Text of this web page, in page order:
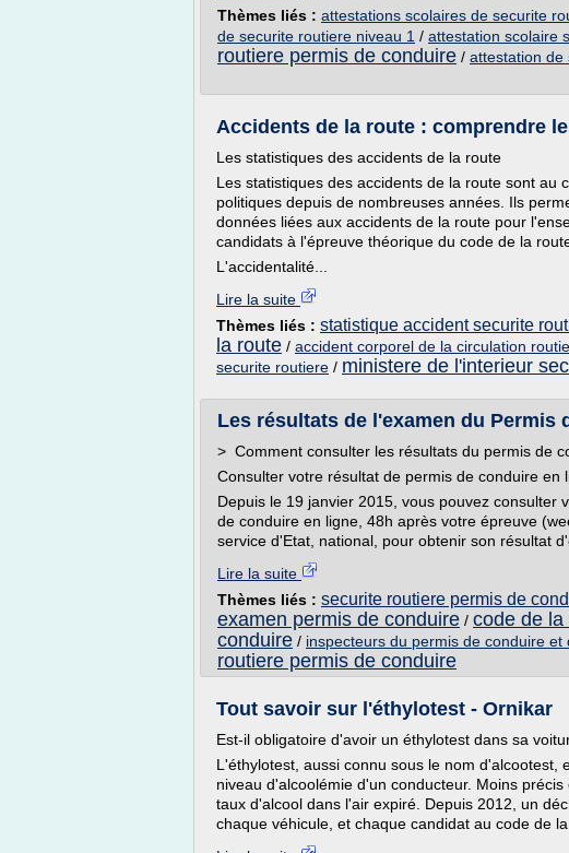
Thèmes liés : attestations scolaires de securite
de securite routiere niveau 1 / attestation scolaire
routiere permis de conduire / attestation de
Accidents de la route : comprendre
Les statistiques des accidents de la route
Les statistiques des accidents de la route sont au
politiques depuis de nombreuses années. Ils
données liées aux accidents de la route pour
candidats à l'épreuve théorique du code de la route
L'accidentalité...
Lire la suite
Thèmes liés : statistique accident securite
la route / accident corporel de la circulation
securite routiere / ministere de l'interieur
Les résultats de l'examen du Permis
> Comment consulter les résultats du permis de
Consulter votre résultat de permis de conduire en
Depuis le 19 janvier 2015, vous pouvez consulter
de conduire en ligne, 48h après votre épreuve
service d'Etat, national, pour obtenir son résultat
Lire la suite
Thèmes liés : securite routiere permis de
examen permis de conduire / code de
conduire / inspecteurs du permis de conduire
routiere permis de conduire
Tout savoir sur l'éthylotest - Ornikar
Est-il obligatoire d'avoir un éthylotest dans sa
L'éthylotest, aussi connu sous le nom d'alcootest,
niveau d'alcoolémie d'un conducteur. Moins
taux d'alcool dans l'air expiré. Depuis 2012, un
chaque véhicule, et chaque candidat au code de